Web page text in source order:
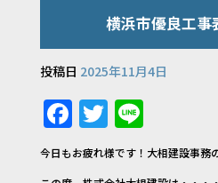
横浜市優良工事
投稿日 2025年11月4日
F
a
c
T
w
it
Li
n
e
今日もお疲れ様です！大相建設事